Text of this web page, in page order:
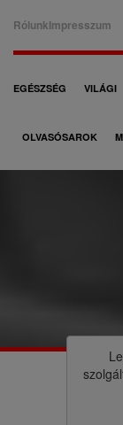
B
a
e
n
RólunkImpresszum
F
ő
i
EGÉSZSÉG VILÁGI
OLVASÓSAROK
o